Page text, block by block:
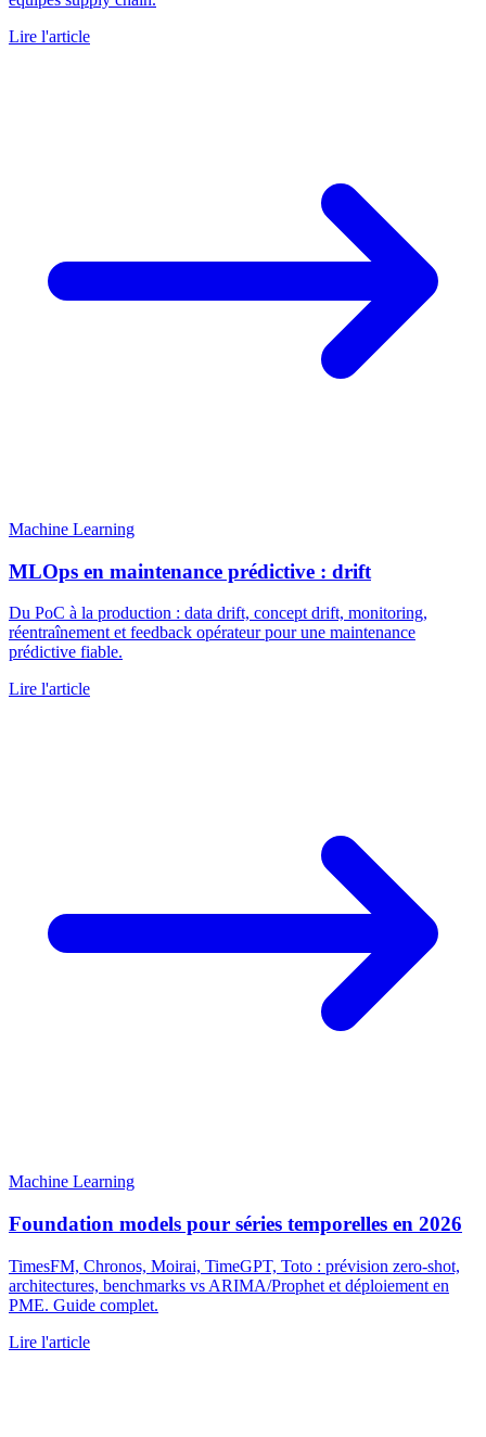
Lire l'article
Machine Learning
MLOps en maintenance prédictive : drift
Du PoC à la production : data drift, concept drift, monitoring,
réentraînement et feedback opérateur pour une maintenance
prédictive fiable.
Lire l'article
Machine Learning
Foundation models pour séries temporelles en 2026
TimesFM, Chronos, Moirai, TimeGPT, Toto : prévision zero-shot,
architectures, benchmarks vs ARIMA/Prophet et déploiement en
PME. Guide complet.
Lire l'article